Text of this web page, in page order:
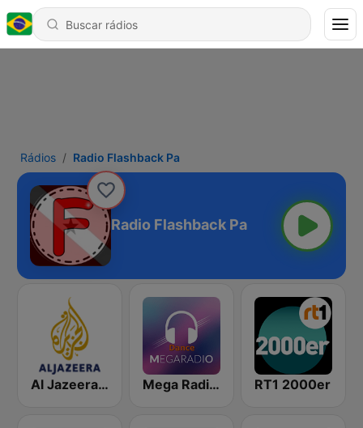
Rádios Radio Flashback Pa
Radio Flashback Pa
Al Jazeera Arabic (قناة الجزيرة) Mega Radio Dance RT1 2000er